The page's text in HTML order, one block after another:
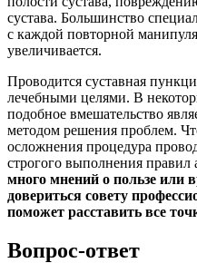
сустава. Большинство
с каждой повторной
увеличивается.
Проводится суставная
лечебными целями. В
подобное вмешательство
методом решения проблем.
осложнения процедура
строгого выполнения правил
много мнений о пользе или
довериться совету
поможет расставить все
Вопрос-ответ